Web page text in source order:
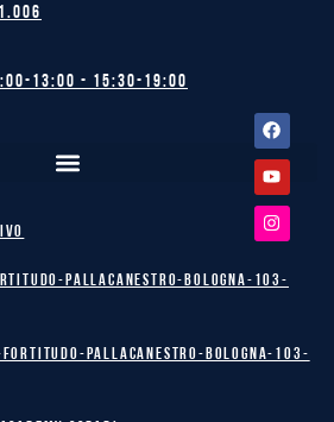
Facebook
Youtube
Instagram
13:00 - 15:30-19:00
Pallacanestro-Bologna-103-
Pallacanestro-Bologna-103-